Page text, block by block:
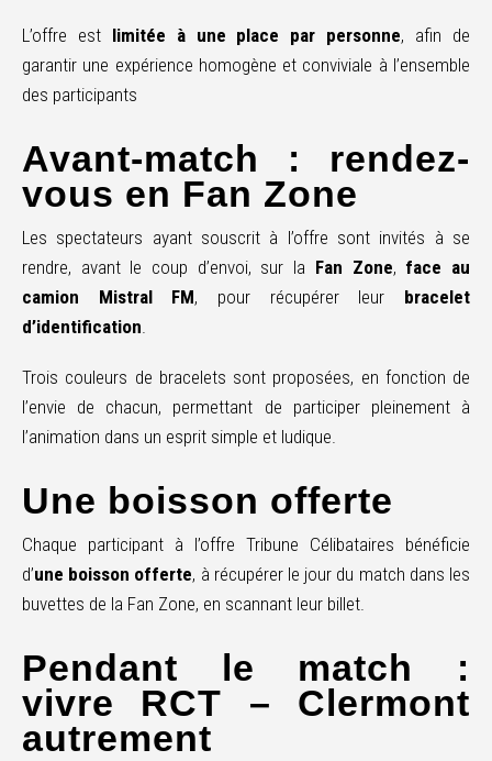
L’offre est limitée à une place par personne, afin de
garantir une expérience homogène et conviviale à l’ensemble
des participants
Avant-match : rendez-
vous en Fan Zone
Les spectateurs ayant souscrit à l’offre sont invités à se
rendre, avant le coup d’envoi, sur la Fan Zone, face au
camion Mistral FM, pour récupérer leur bracelet
d’identification.
Trois couleurs de bracelets sont proposées, en fonction de
l’envie de chacun, permettant de participer pleinement à
l’animation dans un esprit simple et ludique.
Une boisson offerte
Chaque participant à l’offre Tribune Célibataires bénéficie
d’une boisson offerte, à récupérer le jour du match dans les
buvettes de la Fan Zone, en scannant leur billet.
Pendant le match :
vivre RCT – Clermont
autrement